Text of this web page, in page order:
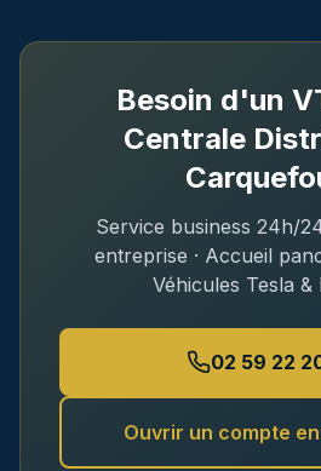
Besoin d'un
Centrale
Service business 24h/
entreprise · Accueil
Véhicules Tesla &
02 59 22
Ouvrir un compte